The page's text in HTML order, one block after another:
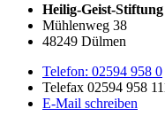
Heilig-Geist-Stiftung
Mühlenweg 38
48249 Dülmen
Telefon: 02594 958 0
Telefax 02594 958
E-Mail schreiben